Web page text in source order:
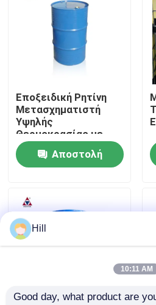
Βίντεο
Εμφάνιση VR
Σχετικά με εμάς
Επισκέψεις στο εργοστάσιο
Επικοινωνήστε μαζί μας
Ζητήστε μια προσφορά
Εποξειδική Ρητίνη
Μετασχηματιστή
Υψηλής
Θερμοκρασίας με
Επιβραδυντικότητα
V1, Θερμική Αντοχή
Κλάσης Η και Προ-
Πλήρωσης για
Χύτευση APG
Αποστολή
Hill
10:11 AM
Good day, what product are